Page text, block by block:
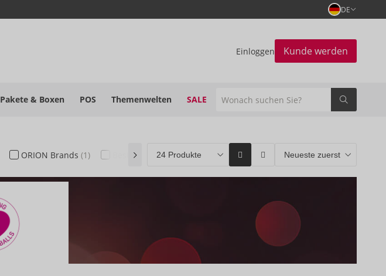
DE
Einloggen Kunde werden
Pakete & Boxen POS Themenwelten SALE
ORION Brands (1) Bestseller (0)